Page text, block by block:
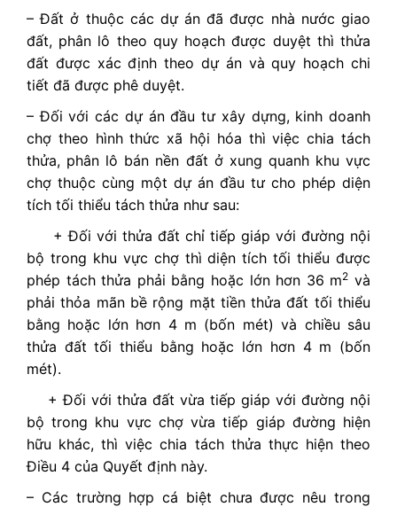
– Đất ở thuộc các dự án đã được nhà nước giao
đất, phân lô theo quy hoạch được duyệt thì thửa
đất được xác định theo dự án và quy hoạch chi
tiết đã được phê duyệt.
– Đối với các dự án đầu tư xây dựng, kinh doanh
chợ theo hình thức xã hội hóa thì việc chia tách
thửa, phân lô bán nền đất ở xung quanh khu vực
chợ thuộc cùng một dự án đầu tư cho phép diện
tích tối thiểu tách thửa như sau:
+ Đối với thửa đất chỉ tiếp giáp với đường nội
bộ trong khu vực chợ thì diện tích tối thiểu được
phép tách thửa phải bằng hoặc lớn hơn 36 m2 và
phải thỏa mãn bề rộng mặt tiền thửa đất tối thiểu
bằng hoặc lớn hơn 4 m (bốn mét) và chiều sâu
thửa đất tối thiểu bằng hoặc lớn hơn 4 m (bốn
mét).
+ Đối với thửa đất vừa tiếp giáp với đường nội
bộ trong khu vực chợ vừa tiếp giáp đường hiện
hữu khác, thì việc chia tách thửa thực hiện theo
Điều 4 của Quyết định này.
– Các trường hợp cá biệt chưa được nêu trong